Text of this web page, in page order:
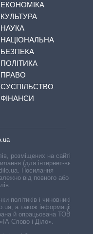
ЕКОНОМІКА
КУЛЬТУРА
НАУКА
НАЦІОНАЛЬНА
БЕЗПЕКА
ПОЛІТИКА
ПРАВО
СУСПІЛЬСТВО
ФІНАНСИ
розміщених на сайті,
(для інтернет-видань
Посилання
від повного або
політиків і чиновників,
а також інформація про
й опрацьована ТОВ «ІА
Слово і Діло».